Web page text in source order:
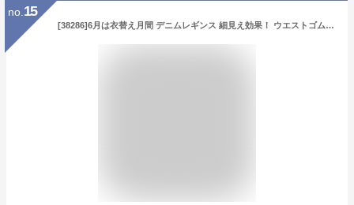
no. 15
[38286]6月は衣替え月間 デニムレギンス 細見え効果！ ウエストゴム 敬老 春 夏 秋 股下50cm ぎょうざパンツ スポーツ 運動 ミセス シニア 60代 70代 80代 黒 紺 F LL M-L フリーサイズ